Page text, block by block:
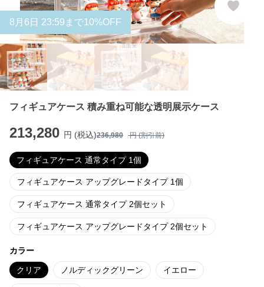
8 月 6 日 23:59まで10%OFF
フィギュアケース 積み重ね可能な透明展示ケース
213,280 円 (税込)236,980 円 (割引前)
フィギュアケース 通常タイプ 1個
フィギュアケース アップグレードタイプ 1個
フィギュアケース 通常タイプ 2個セット
フィギュアケース アップグレードタイプ 2個セット
カラー
クリア ノルディックグリーン イエロー